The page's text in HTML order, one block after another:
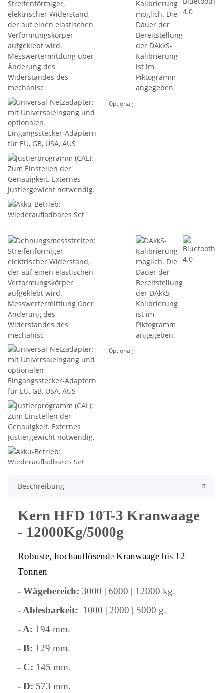
Optional:
Optional:
Beschreibung
Kern HFD 10T-3 Kranwaage
- 12000Kg/5000g
Robuste, hochauflösende Kranwaage bis 12
Tonnen
- Wägebereich: 3000 | 6000 | 12000 kg.
- Ablesbarkeit: 1000 | 2000 | 5000 g.
- A: 194 mm.
- B: 129 mm.
- C: 145 mm.
- D: 573 mm.